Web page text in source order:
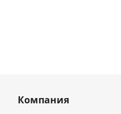
Компания